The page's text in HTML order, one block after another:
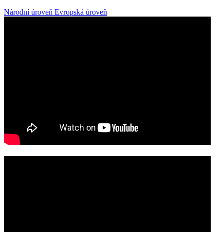
Národní úroveň Evropská úroveň